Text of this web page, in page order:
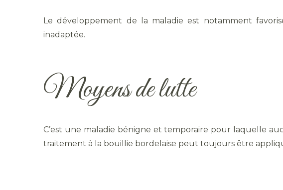
Le développement de la maladie est notamment
inadaptée.
Moyens de lutte
C’est une maladie bénigne et temporaire pour laquelle
traitement à la bouillie bordelaise peut toujours être